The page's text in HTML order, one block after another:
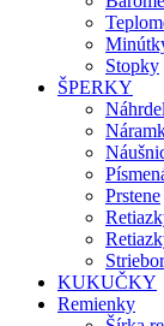
Stopky
ŠPERKY
Prstene
KUKUČKY
Remienky